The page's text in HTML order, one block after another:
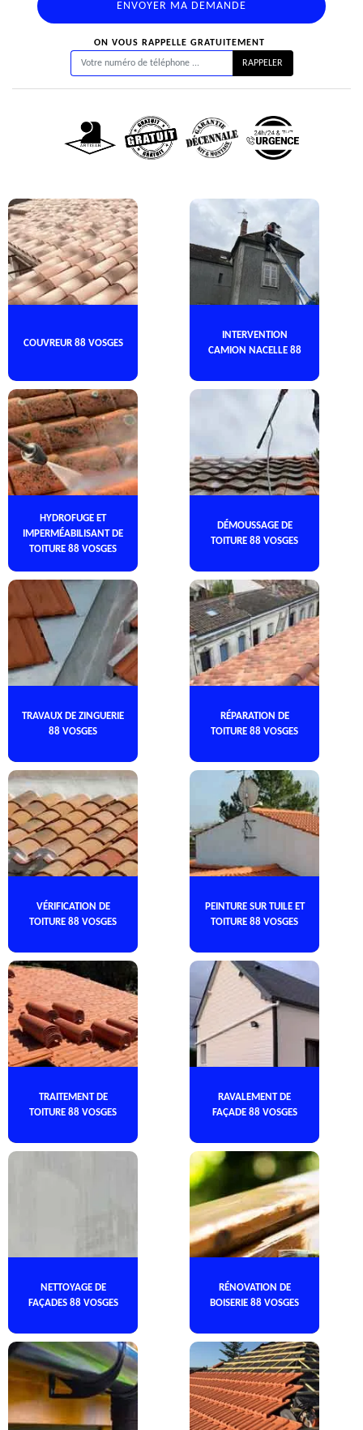
ON VOUS RAPPELLE GRATUITEMENT
COUVREUR 88 VOSGES
INTERVENTION
CAMION NACELLE 88
HYDROFUGE ET
IMPERMÉABILISANT DE
TOITURE 88 VOSGES
DÉMOUSSAGE DE
TOITURE 88 VOSGES
TRAVAUX DE ZINGUERIE
88 VOSGES
RÉPARATION DE
TOITURE 88 VOSGES
VÉRIFICATION DE
TOITURE 88 VOSGES
PEINTURE SUR TUILE ET
TOITURE 88 VOSGES
TRAITEMENT DE
TOITURE 88 VOSGES
RAVALEMENT DE
FAÇADE 88 VOSGES
NETTOYAGE DE
FAÇADES 88 VOSGES
RÉNOVATION DE
BOISERIE 88 VOSGES